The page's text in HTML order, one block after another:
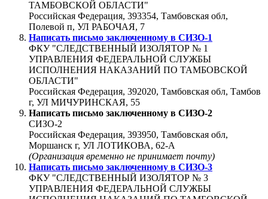
ТАМБОВСКОЙ ОБЛАСТИ"
Российская Федерация, 393354, Тамбовская обл,
Полевой п, УЛ РАБОЧАЯ, 7
Написать письмо заключенному в СИЗО-1
ФКУ "СЛЕДСТВЕННЫЙ ИЗОЛЯТОР № 1
УПРАВЛЕНИЯ ФЕДЕРАЛЬНОЙ СЛУЖБЫ
ИСПОЛНЕНИЯ НАКАЗАНИЙ ПО ТАМБОВСКОЙ
ОБЛАСТИ"
Российская Федерация, 392020, Тамбовская обл, Тамбов
г, УЛ МИЧУРИНСКАЯ, 55
Написать письмо заключенному в СИЗО-2
СИЗО-2
Российская Федерация, 393950, Тамбовская обл,
Моршанск г, УЛ ЛОТИКОВА, 62-А
(Организация временно не принимает почту)
Написать письмо заключенному в СИЗО-3
ФКУ "СЛЕДСТВЕННЫЙ ИЗОЛЯТОР № 3
УПРАВЛЕНИЯ ФЕДЕРАЛЬНОЙ СЛУЖБЫ